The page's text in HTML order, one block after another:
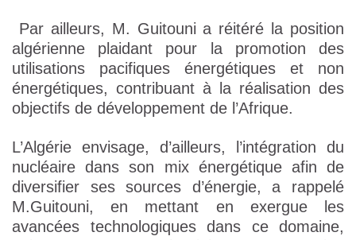
Par ailleurs, M. Guitouni a réitéré la position
algérienne plaidant pour la promotion des
utilisations pacifiques énergétiques et non
énergétiques, contribuant à la réalisation des
objectifs de développement de l’Afrique.
L’Algérie envisage, d’ailleurs, l’intégration du
nucléaire dans son mix énergétique afin de
diversifier ses sources d’énergie, a rappelé
M.Guitouni, en mettant en exergue les
avancées technologiques dans ce domaine,